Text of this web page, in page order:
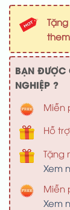
BẠN ĐƯỢC
NGHIỆP ?
Miễn
Hỗ
Tặng
Xem
Miễn
Xem